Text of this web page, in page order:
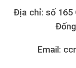
Địa chỉ: số 165
Email: